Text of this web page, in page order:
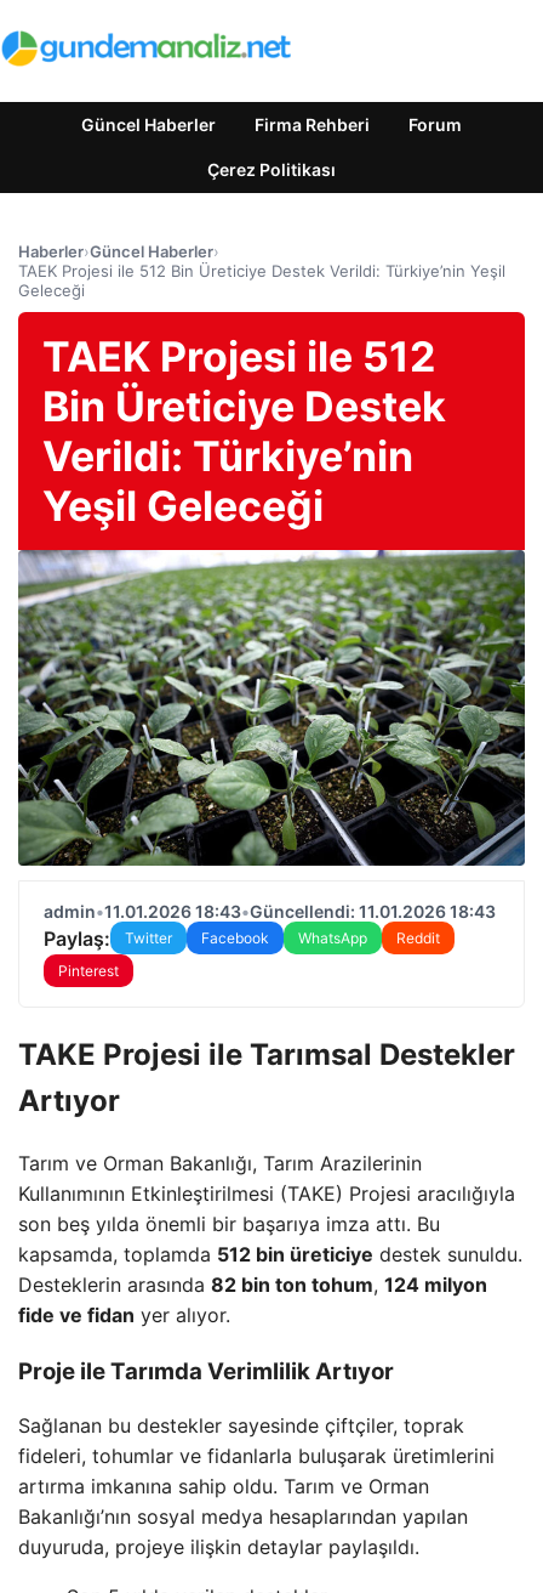
Güncel Haberler Firma Rehberi Forum
Çerez Politikası
Haberler›Güncel Haberler›
TAEK Projesi ile 512 Bin Üreticiye Destek Verildi: Türkiye’nin Yeşil
Geleceği
TAEK Projesi ile 512
Bin Üreticiye Destek
Verildi: Türkiye’nin
Yeşil Geleceği
admin•11.01.2026 18:43•Güncellendi: 11.01.2026 18:43
Paylaş: Twitter Facebook WhatsApp
Reddit
Pinterest
TAKE Projesi ile Tarımsal Destekler
Artıyor
Tarım ve Orman Bakanlığı, Tarım Arazilerinin
Kullanımının Etkinleştirilmesi (TAKE) Projesi aracılığıyla
son beş yılda önemli bir başarıya imza attı. Bu
kapsamda, toplamda 512 bin üreticiye destek sunuldu.
Desteklerin arasında 82 bin ton tohum, 124 milyon
fide ve fidan yer alıyor.
Proje ile Tarımda Verimlilik Artıyor
Sağlanan bu destekler sayesinde çiftçiler, toprak
fideleri, tohumlar ve fidanlarla buluşarak üretimlerini
artırma imkanına sahip oldu. Tarım ve Orman
Bakanlığı’nın sosyal medya hesaplarından yapılan
duyuruda, projeye ilişkin detaylar paylaşıldı.